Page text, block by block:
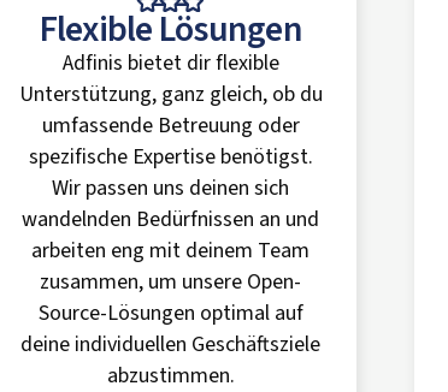
Flexible Lösungen
Adfinis bietet dir flexible
Unterstützung, ganz gleich, ob du
umfassende Betreuung oder
spezifische Expertise benötigst.
Wir passen uns deinen sich
wandelnden Bedürfnissen an und
arbeiten eng mit deinem Team
zusammen, um unsere Open-
Source-Lösungen optimal auf
deine individuellen Geschäftsziele
abzustimmen.